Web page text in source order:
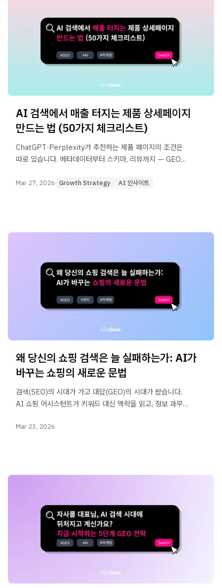
AI 검색에서 매출 터지는 제품 상세페이지
만드는 법 (50가지 체크리스트)
ChatGPT·Perplexity가 추천하는 제품 페이지의 조건은
따로 있습니다. 메타데이터부터 스키마, 리뷰까지 — GEO
Mar 27, 2026 Growth Strategy AI 인사이트
왜 당신의 쇼핑 검색은 늘 실패하는가: AI가
바꾸는 쇼핑의 새로운 문법
검색(SEO)의 시대가 가고 대답(GEO)의 시대가 왔습니다.
AI 쇼핑 어시스턴트가 키워드 대신 맥락을 읽고, 정보 과부하
분석합니다.
Mar 23, 2026